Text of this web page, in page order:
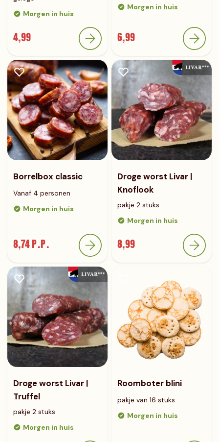
Morgen in huis
4,99
Morgen in huis
6,99
Borrelbox classic
Vanaf 4 personen
Morgen in huis
8,74 P.P.
Droge worst Livar |
Knoflook
pakje 2 stuks
Morgen in huis
8,99
Droge worst Livar |
Truffel
pakje 2 stuks
Morgen in huis
Roomboter blini
pakje van 16 stuks
Morgen in huis